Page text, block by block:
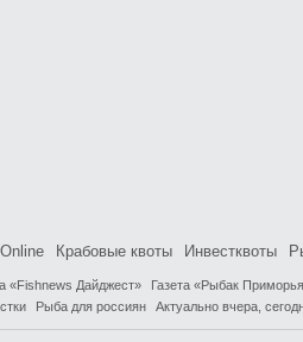
Крабовые квоты Инвестквоты
«Fishnews Дайджест»
Газета «Рыбак
Рыба для россиян Актуально вчера,